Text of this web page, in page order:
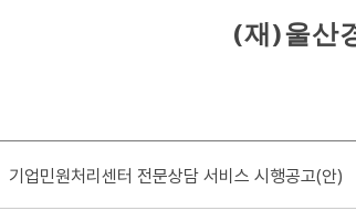
(재 )울산
기업민원처리센터 전문상담 서비스 시행공고(안)